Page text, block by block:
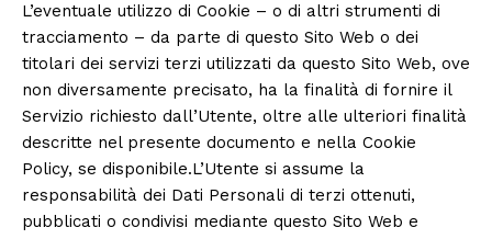
L’eventuale utilizzo di Cookie – o di altri strumenti di
tracciamento – da parte di questo Sito Web o dei
titolari dei servizi terzi utilizzati da questo Sito Web, ove
non diversamente precisato, ha la finalità di fornire il
Servizio richiesto dall’Utente, oltre alle ulteriori finalità
descritte nel presente documento e nella Cookie
Policy, se disponibile.L’Utente si assume la
responsabilità dei Dati Personali di terzi ottenuti,
pubblicati o condivisi mediante questo Sito Web e